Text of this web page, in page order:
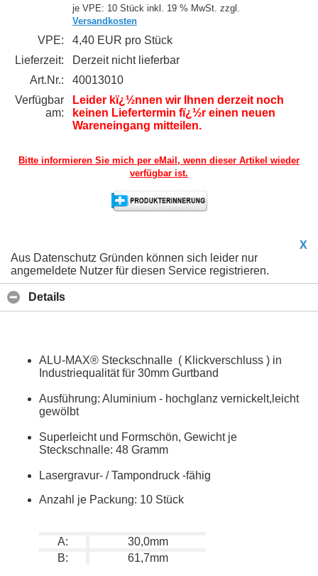
je VPE: 10 Stück inkl. 19 % MwSt. zzgl.
Versandkosten
VPE:
4,40 EUR pro Stück
Lieferzeit:
Derzeit nicht lieferbar
Art.Nr.:
40013010
Verfügbar
am:
Leider kï¿½nnen wir Ihnen derzeit noch
keinen Liefertermin fï¿½r einen neuen
Wareneingang mitteilen.
Bitte informieren Sie mich per eMail, wenn dieser Artikel wieder
verfügbar ist.
X
Aus Datenschutz Gründen können sich leider nur
angemeldete Nutzer für diesen Service registrieren.
Details
ALU-MAX® Steckschnalle ( Klickverschluss ) in
Industriequalität für 30mm Gurtband
Ausführung: Aluminium - hochglanz vernickelt,leicht
gewölbt
Superleicht und Formschön, Gewicht je
Steckschnalle: 48 Gramm
Lasergravur- / Tampondruck -fähig
Anzahl je Packung: 10 Stück
A:
30,0mm
B:
61,7mm